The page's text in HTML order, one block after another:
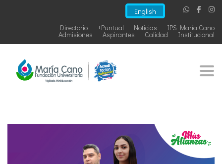
English
IPS María Cano
Noticias
+Puntual
Directorio
Institucional
Calidad
Aspirantes
Admisiones